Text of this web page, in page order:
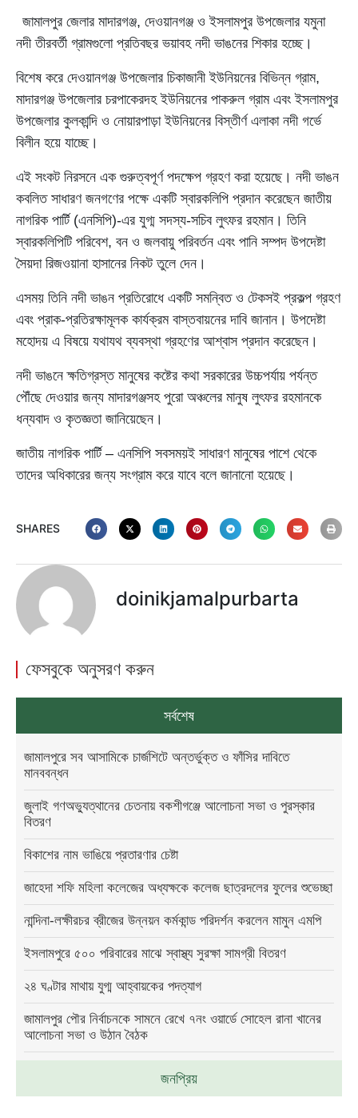
জামালপুর জেলার মাদারগঞ্জ, দেওয়ানগঞ্জ ও ইসলামপুর উপজেলার যমুনা
নদী তীরবর্তী গ্রামগুলো প্রতিবছর ভয়াবহ নদী ভাঙনের শিকার হচ্ছে।
বিশেষ করে দেওয়ানগঞ্জ উপজেলার চিকাজানী ইউনিয়নের বিভিন্ন গ্রাম,
মাদারগঞ্জ উপজেলার চরপাকেরদহ ইউনিয়নের পাকরুল গ্রাম এবং ইসলামপুর
উপজেলার কুলকান্দি ও নোয়ারপাড়া ইউনিয়নের বিস্তীর্ণ এলাকা নদী গর্ভে
বিলীন হয়ে যাচ্ছে।
এই সংকট নিরসনে এক গুরুত্বপূর্ণ পদক্ষেপ গ্রহণ করা হয়েছে। নদী ভাঙন
কবলিত সাধারণ জনগণের পক্ষে একটি স্বারকলিপি প্রদান করেছেন জাতীয়
নাগরিক পার্টি (এনসিপি)-এর যুগ্ম সদস্য-সচিব লুৎফর রহমান। তিনি
স্বারকলিপিটি পরিবেশ, বন ও জলবায়ু পরিবর্তন এবং পানি সম্পদ উপদেষ্টা
সৈয়দা রিজওয়ানা হাসানের নিকট তুলে দেন।
এসময় তিনি নদী ভাঙন প্রতিরোধে একটি সমন্বিত ও টেকসই প্রকল্প গ্রহণ
এবং প্রাক-প্রতিরক্ষামূলক কার্যক্রম বাস্তবায়নের দাবি জানান। উপদেষ্টা
মহোদয় এ বিষয়ে যথাযথ ব্যবস্থা গ্রহণের আশ্বাস প্রদান করেছেন।
নদী ভাঙনে ক্ষতিগ্রস্ত মানুষের কষ্টের কথা সরকারের উচ্চপর্যায় পর্যন্ত
পৌঁছে দেওয়ার জন্য মাদারগঞ্জসহ পুরো অঞ্চলের মানুষ লুৎফর রহমানকে
ধন্যবাদ ও কৃতজ্ঞতা জানিয়েছেন।
জাতীয় নাগরিক পার্টি – এনসিপি সবসময়ই সাধারণ মানুষের পাশে থেকে
তাদের অধিকারের জন্য সংগ্রাম করে যাবে বলে জানানো হয়েছে।
SHARES
doinikjamalpurbarta
ফেসবুকে অনুসরণ করুন
সর্বশেষ
জনপ্রিয়
জামালপুরে সব আসামিকে চার্জশিটে অন্তর্ভুক্ত ও ফাঁসির দাবিতে
মানববন্ধন
জুলাই গণঅভ্যুত্থানের চেতনায় বকশীগঞ্জে আলোচনা সভা ও পুরস্কার
বিতরণ
বিকাশের নাম ভাঙিয়ে প্রতারণার চেষ্টা
জাহেদা শফি মহিলা কলেজের অধ্যক্ষকে কলেজ ছাত্রদলের ফুলের শুভেচ্ছা
নান্দিনা-লক্ষীরচর ব্রীজের উন্নয়ন কর্মকান্ড পরিদর্শন করলেন মামুন এমপি
ইসলামপুরে ৫০০ পরিবারের মাঝে স্বাস্থ্য সুরক্ষা সামগ্রী বিতরণ
২৪ ঘণ্টার মাথায় যুগ্ম আহ্বায়কের পদত্যাগ
জামালপুর পৌর নির্বাচনকে সামনে রেখে ৭নং ওয়ার্ডে সোহেল রানা খানের
আলোচনা সভা ও উঠান বৈঠক